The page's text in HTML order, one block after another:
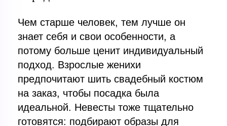
Чем старше человек, тем лучше он
знает себя и свои особенности, а
потому больше ценит индивидуальный
подход. Взрослые женихи
предпочитают шить свадебный костюм
на заказ, чтобы посадка была
идеальной. Невесты тоже тщательно
готовятся: подбирают образы для